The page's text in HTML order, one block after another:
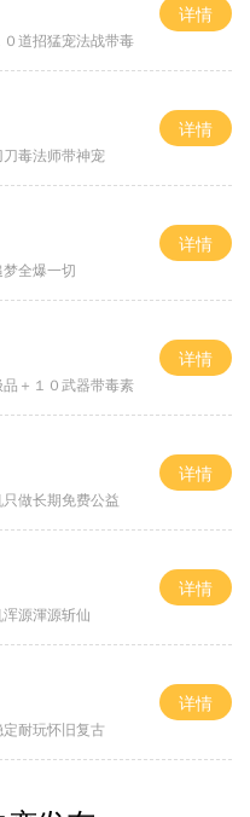
道招猛宠法战带毒
详情
毒法师带神宠
详情
全爆一切
详情
＋１０武器带毒素
详情
做长期免费公益
详情
源渾源斩仙
详情
耐玩怀旧复古
详情